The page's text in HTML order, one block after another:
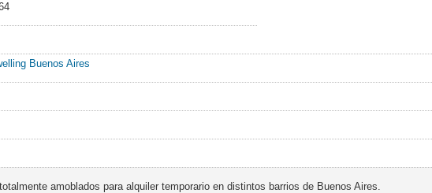
Buenos Aires
amoblados para alquiler temporario en distintos barrios de Buenos Aires.